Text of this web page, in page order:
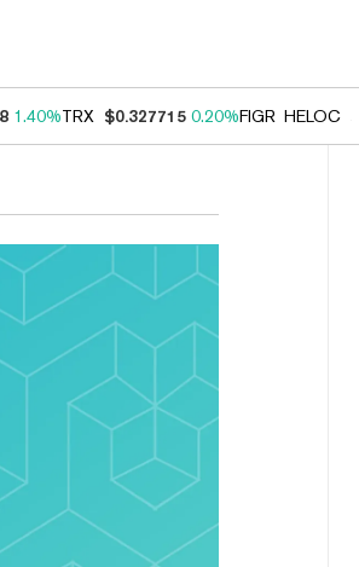
1.40%TRX $0.327715 0.20%FIGR_HELOC